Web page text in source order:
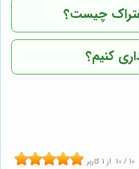
چیست؟
کنیم؟
10 / 10 از 1 کاربر